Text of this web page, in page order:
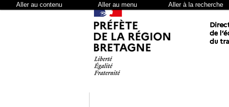
Aller au contenu Aller au menu Aller à la recherche